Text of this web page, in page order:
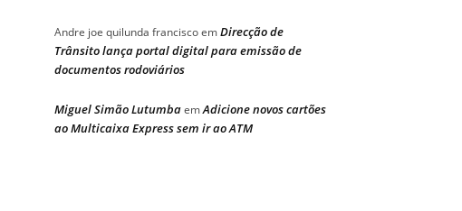
Andre joe quilunda franciscoemDirecção de
Trânsito lança portal digital para emissão de
documentos rodoviários
Miguel Simão LutumbaemAdicione novos cartões
ao Multicaixa Express sem ir ao ATM